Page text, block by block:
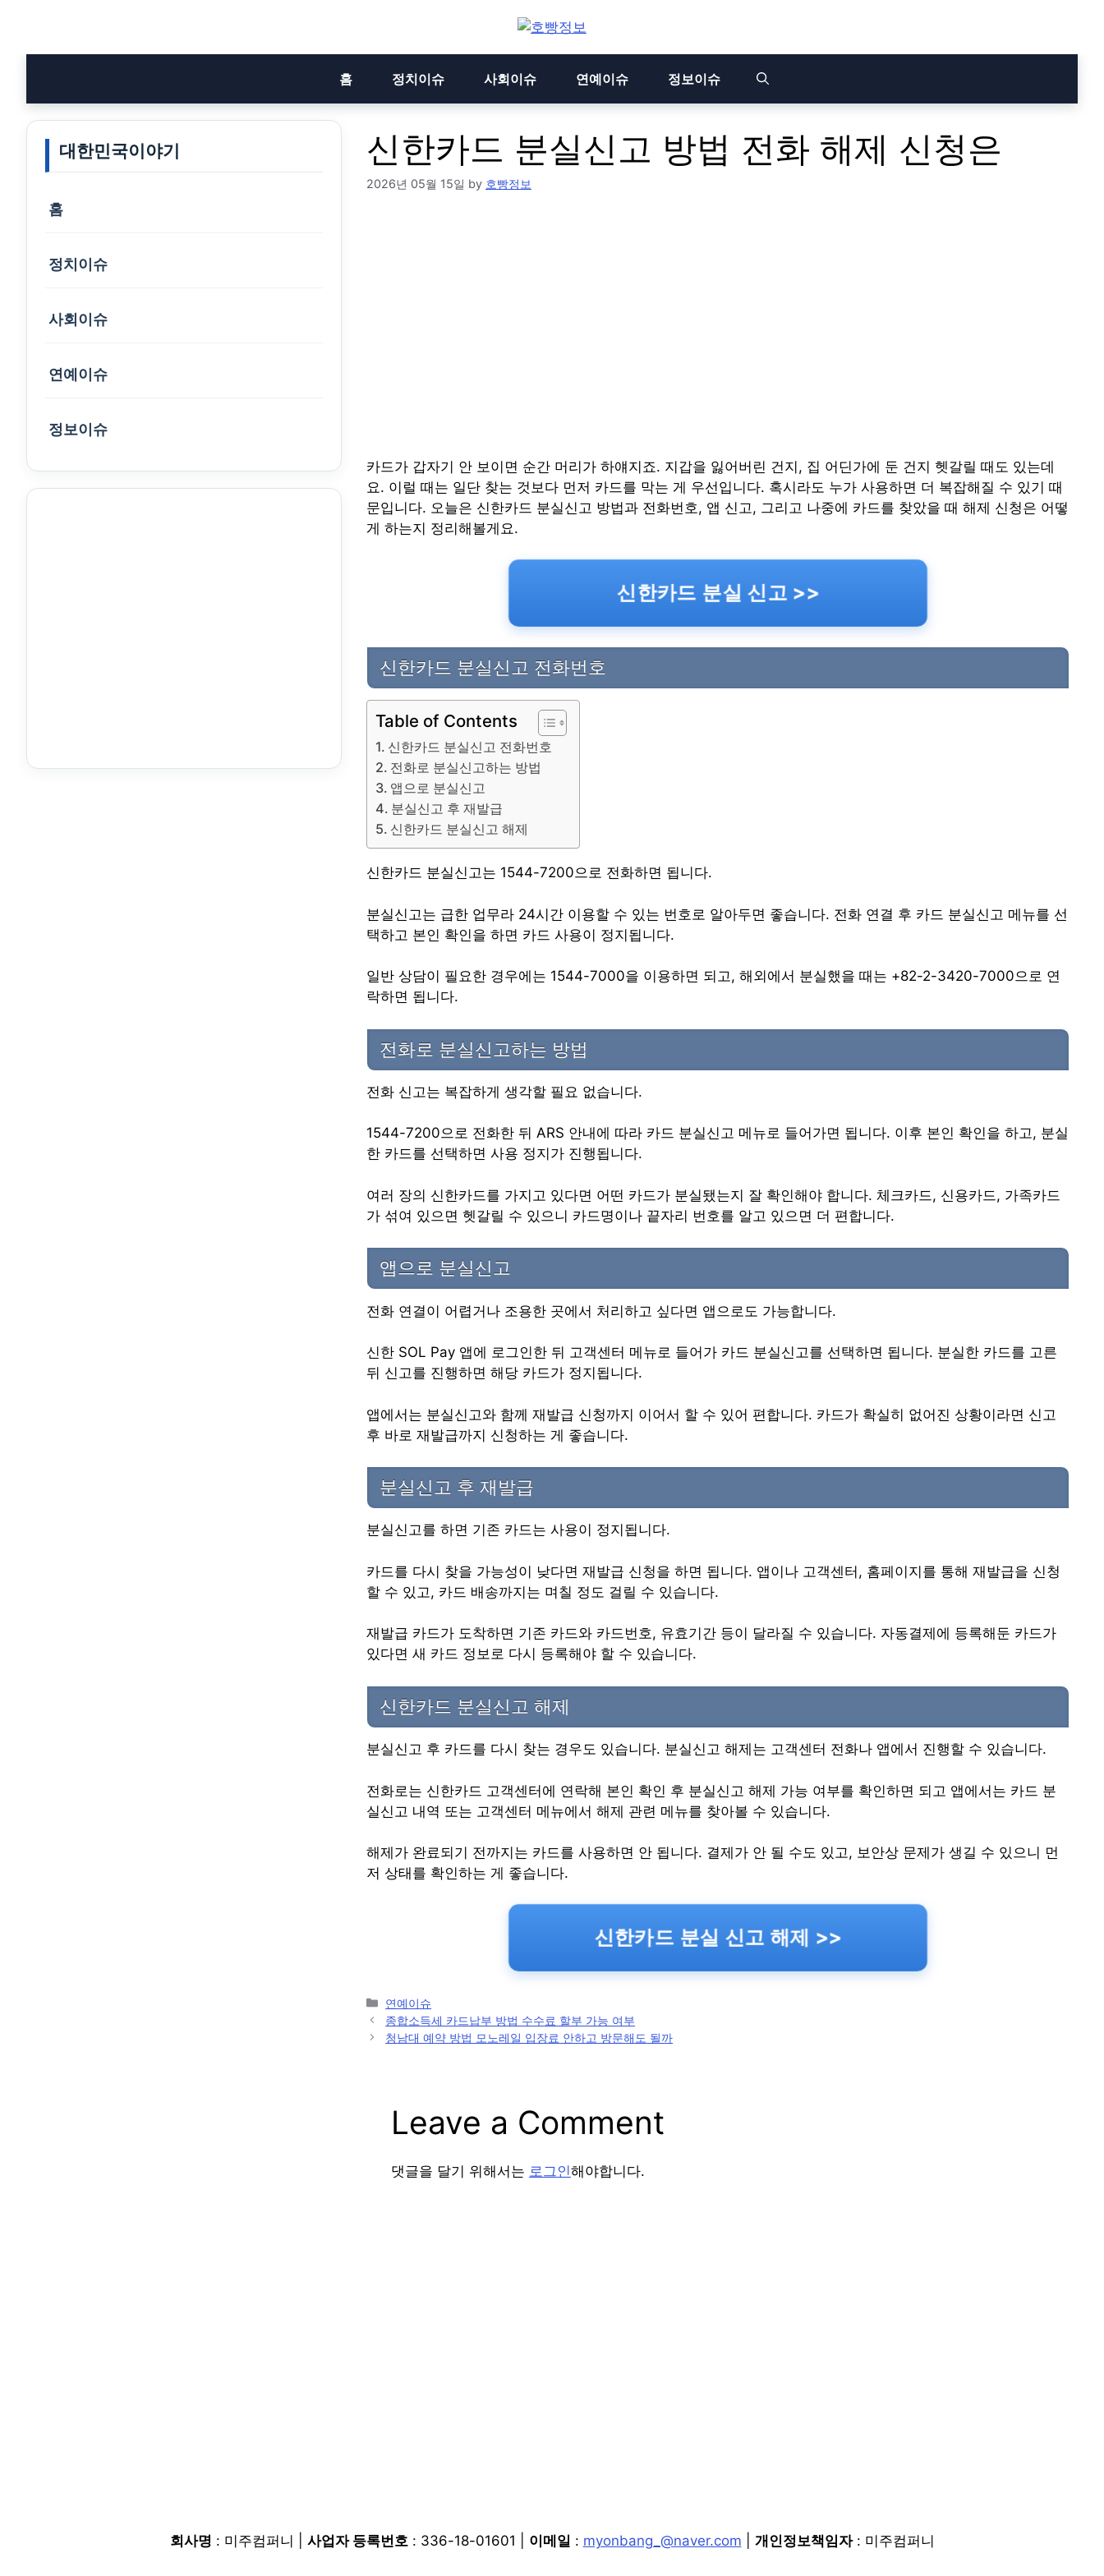
content
홈
정치이슈 사회이슈 연예이슈 정보이슈
신한카드 분실신고 방법 전화 해제 신청은
2026년 05월 15일 by 호빵정보
카드가 갑자기 안 보이면 순간 머리가 하얘지죠. 지갑을 잃어버린 건지, 집 어딘가에 둔 건지 헷갈릴 때도 있는데
요. 이럴 때는 일단 찾는 것보다 먼저 카드를 막는 게 우선입니다. 혹시라도 누가 사용하면 더 복잡해질 수 있기 때
문입니다. 오늘은 신한카드 분실신고 방법과 전화번호, 앱 신고, 그리고 나중에 카드를 찾았을 때 해제 신청은 어떻
게 하는지 정리해볼게요.
신한카드 분실 신고 >>
신한카드 분실신고 전화번호
Table of Contents
신한카드 분실신고 전화번호
전화로 분실신고하는 방법
앱으로 분실신고
분실신고 후 재발급
신한카드 분실신고 해제
신한카드 분실신고는 1544-7200으로 전화하면 됩니다.
분실신고는 급한 업무라 24시간 이용할 수 있는 번호로 알아두면 좋습니다. 전화 연결 후 카드 분실신고 메뉴를 선
택하고 본인 확인을 하면 카드 사용이 정지됩니다.
일반 상담이 필요한 경우에는 1544-7000을 이용하면 되고, 해외에서 분실했을 때는 +82-2-3420-7000으로 연
락하면 됩니다.
전화로 분실신고하는 방법
전화 신고는 복잡하게 생각할 필요 없습니다.
1544-7200으로 전화한 뒤 ARS 안내에 따라 카드 분실신고 메뉴로 들어가면 됩니다. 이후 본인 확인을 하고, 분실
한 카드를 선택하면 사용 정지가 진행됩니다.
여러 장의 신한카드를 가지고 있다면 어떤 카드가 분실됐는지 잘 확인해야 합니다. 체크카드, 신용카드, 가족카드
가 섞여 있으면 헷갈릴 수 있으니 카드명이나 끝자리 번호를 알고 있으면 더 편합니다.
앱으로 분실신고
전화 연결이 어렵거나 조용한 곳에서 처리하고 싶다면 앱으로도 가능합니다.
신한 SOL Pay 앱에 로그인한 뒤 고객센터 메뉴로 들어가 카드 분실신고를 선택하면 됩니다. 분실한 카드를 고른
뒤 신고를 진행하면 해당 카드가 정지됩니다.
앱에서는 분실신고와 함께 재발급 신청까지 이어서 할 수 있어 편합니다. 카드가 확실히 없어진 상황이라면 신고
후 바로 재발급까지 신청하는 게 좋습니다.
분실신고 후 재발급
분실신고를 하면 기존 카드는 사용이 정지됩니다.
카드를 다시 찾을 가능성이 낮다면 재발급 신청을 하면 됩니다. 앱이나 고객센터, 홈페이지를 통해 재발급을 신청
할 수 있고, 카드 배송까지는 며칠 정도 걸릴 수 있습니다.
재발급 카드가 도착하면 기존 카드와 카드번호, 유효기간 등이 달라질 수 있습니다. 자동결제에 등록해둔 카드가
있다면 새 카드 정보로 다시 등록해야 할 수 있습니다.
신한카드 분실신고 해제
분실신고 후 카드를 다시 찾는 경우도 있습니다. 분실신고 해제는 고객센터 전화나 앱에서 진행할 수 있습니다.
전화로는 신한카드 고객센터에 연락해 본인 확인 후 분실신고 해제 가능 여부를 확인하면 되고 앱에서는 카드 분
실신고 내역 또는 고객센터 메뉴에서 해제 관련 메뉴를 찾아볼 수 있습니다.
해제가 완료되기 전까지는 카드를 사용하면 안 됩니다. 결제가 안 될 수도 있고, 보안상 문제가 생길 수 있으니 먼
저 상태를 확인하는 게 좋습니다.
신한카드 분실 신고 해제 >>
Categories
연예이슈
Post
navigation
종합소득세 카드납부 방법 수수료 할부 가능 여부
청남대 예약 방법 모노레일 입장료 안하고 방문해도 될까
Leave a Comment
댓글을 달기 위해서는 로그인해야합니다.
대한민국이야기
홈
정치이슈
사회이슈
연예이슈
정보이슈
회사명 : 미주컴퍼니 | 사업자 등록번호: 336-18-01601 | 이메일 : myonbang_@naver.com 개인정보책임자: 미주컴퍼니